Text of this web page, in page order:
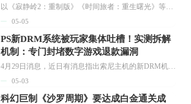
以《寂静岭2：重制版》《时间旅者：重生曙光》等作品为大众所熟知的波兰游戏开发商Bloober Team，于近日对外宣布正式启用多项目管理架构，当前正同步开展七款恐怖游戏的开发事宜。...
05-05
PS新DRM系统被玩家集体吐槽！实测拆解
机制：专门封堵数字游戏退款漏洞
4月29日消息，近日有消息指出索尼主机的新DRM机制要求数字版玩家每30天进行一次联网验证，若未完成验证则游戏会被锁定，这一情况引发了众多玩家的不满。...
05-03
科幻巨制《沙罗周期》要达成白金通关成